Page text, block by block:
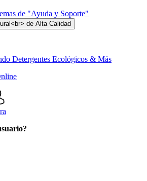
de "Ayuda y Soporte"
Detergentes Ecológicos & Más